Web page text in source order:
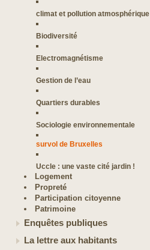
climat et pollution atmosphérique
Biodiversité
Electromagnétisme
Gestion de l’eau
Quartiers durables
Sociologie environnementale
survol de Bruxelles
Uccle : une vaste cité jardin !
Logement
Propreté
Participation citoyenne
Patrimoine
Enquêtes publiques
La lettre aux habitants